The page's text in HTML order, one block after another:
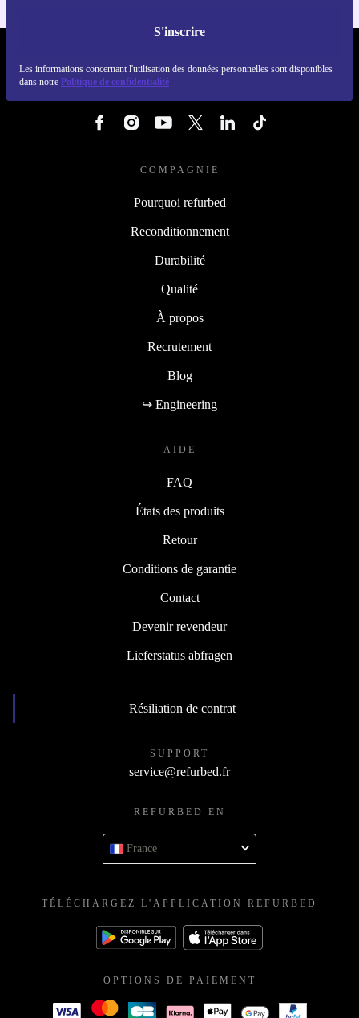
S'inscrire
Les informations concernant l'utilisation des données personnelles sont disponibles
dans notre Politique de confidentialité
COMPAGNIE
Pourquoi refurbed
Reconditionnement
Durabilité
Qualité
À propos
Recrutement
Blog
↪ Engineering
AIDE
FAQ
États des produits
Retour
Conditions de garantie
Contact
Devenir revendeur
Lieferstatus abfragen
Résiliation de contrat
SUPPORT
service@refurbed.fr
REFURBED EN
France
TÉLÉCHARGEZ L'APPLICATION REFURBED
OPTIONS DE PAIEMENT